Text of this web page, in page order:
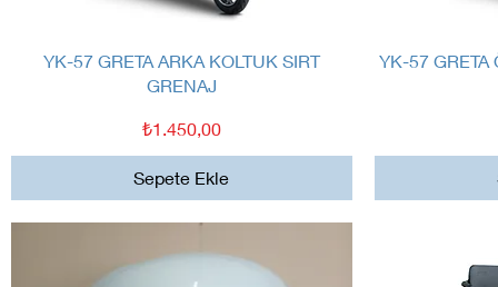
Hızlı Bakış
YK-57 GRETA ARKA KOLTUK SIRT
GRENAJ
Fiyat
₺1.450,00
Sepete Ekle
YK-57 GRETA